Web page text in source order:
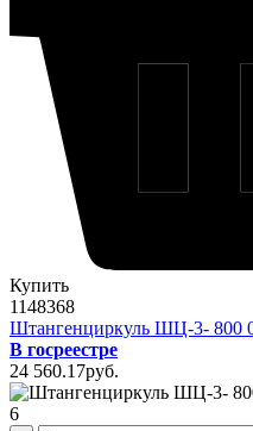
Купить
1148368
Штангенциркуль ШЦ-3- 800
В госреестре
24 560.17pуб.
6